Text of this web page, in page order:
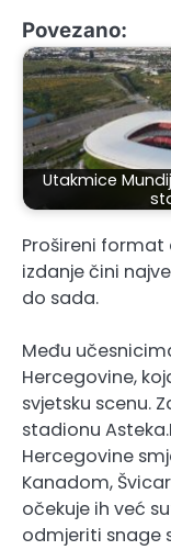
Povezano:
Utakmice
Prošireni format
izdanje čini
do sada.
Među
Hercegovine,
svjetsku scenu.
stadionu
Hercegovine
Kanadom,
očekuje ih već
odmjeriti snage